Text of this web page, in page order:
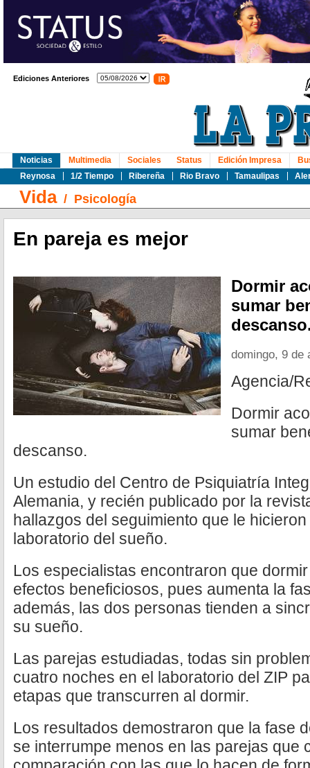
Ediciones Anteriores
Noticias
Reynosa
1/2 Tiempo Ribereña Rio Bravo Tamaulipas
Multimedia Sociales Status Edición Impresa
Vida/ Psicología
En pareja es mejor
Dormir
sumar
domingo, 9 de
Agencia/
Dormir
sumar
descanso.
Un estudio del Centro de Psiquiatría
Alemania, y recién publicado por la
hallazgos del seguimiento que le
laboratorio del sueño.
Los especialistas encontraron que
efectos beneficiosos, pues aumenta la
además, las dos personas tienden a
su sueño.
Las parejas estudiadas, todas sin
cuatro noches en el laboratorio del ZIP
etapas que transcurren al dormir.
Los resultados demostraron que la fase
se interrumpe menos en las parejas que